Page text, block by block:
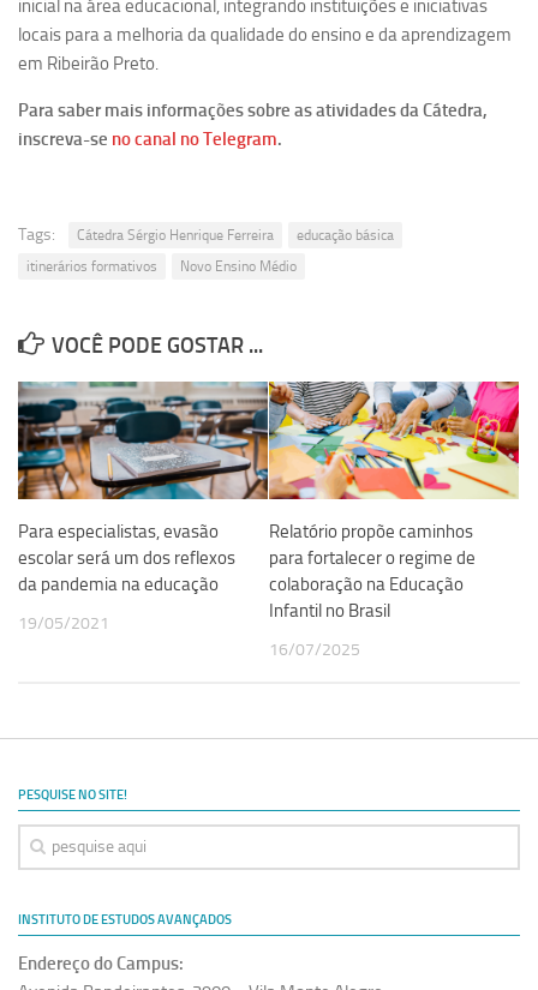
Equipe
Estrutura do polo
USP Analisa
Clipping
Documentos
Relatórios
Revista Estudos Avançados
Espaço Cultural
Contato
inicial na área educacional, integrando instituições e iniciativas
locais para a melhoria da qualidade do ensino e da aprendizagem
em Ribeirão Preto.
Para saber mais informações sobre as atividades da Cátedra,
inscreva-se no canal no Telegram.
Tags: Cátedra Sérgio Henrique Ferreira
educação básica
itinerários formativos
Novo Ensino Médio
VOCÊ PODE GOSTAR ...
Para especialistas, evasão
escolar será um dos reflexos
da pandemia na educação
19/05/2021
Relatório propõe caminhos
para fortalecer o regime de
colaboração na Educação
Infantil no Brasil
16/07/2025
PESQUISE NO SITE!
INSTITUTO DE ESTUDOS AVANÇADOS
Endereço do Campus: